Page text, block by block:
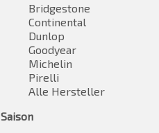
Bridgestone
Continental
Dunlop
Goodyear
Michelin
Pirelli
Alle Hersteller
Saison